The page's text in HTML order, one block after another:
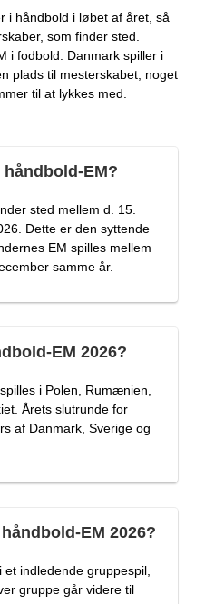
i håndbold i løbet af året, så
som finder sted.
i fodbold. Danmark spiller i
plads til mesterskabet, noget
til at lykkes med.
EM?
sted mellem d. 15.
Dette er den syttende
EM spilles mellem
samme år.
EM 2026?
i Polen, Rumænien,
Årets slutrunde for
af Danmark, Sverige og
EM 2026?
indledende gruppespil,
gruppe går videre til